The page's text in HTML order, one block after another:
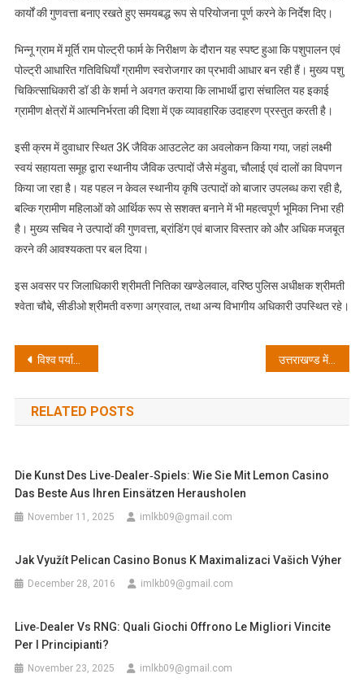
कार्यों की गुणवत्ता बनाए रखते हुए समयबद्ध रूप से परियोजना पूर्ण करने के निर्देश दिए।
भिन्नू ग्राम में मूर्ति राम पोल्ट्री फार्म के निरीक्षण के दौरान यह स्पष्ट हुआ कि पशुपालन एवं
पोल्ट्री आधारित गतिविधियाँ ग्रामीण स्वरोजगार का प्रभावी आधार बन रही हैं। मुख्य पशु
चिकित्साधिकारी डॉ डी के शर्मा ने अवगत कराया कि लाभार्थी द्वारा संचालित यह इकाई
ग्रामीण क्षेत्रों में आत्मनिर्भरता की दिशा में एक व्यावहारिक उदाहरण प्रस्तुत करती है।
इसी क्रम में दुवाधार स्थित 3K जैविक आउटलेट का अवलोकन किया गया, जहां लक्ष्मी
स्वयं सहायता समूह द्वारा स्थानीय जैविक उत्पादों जैसे मंडुवा, चौलाई एवं दालों का विपणन
किया जा रहा है। यह पहल न केवल स्थानीय कृषि उत्पादों को बाजार उपलब्ध करा रही है,
बल्कि ग्रामीण महिलाओं को आर्थिक रूप से सशक्त बनाने में भी महत्वपूर्ण भूमिका निभा रही
है। मुख्य सचिव ने उत्पादों की गुणवत्ता, ब्रांडिंग एवं बाजार विस्तार को और अधिक मजबूत
करने की आवश्यकता पर बल दिया।
इस अवसर पर जिलाधिकारी श्रीमती नितिका खण्डेलवाल, वरिष्ठ पुलिस अधीक्षक श्रीमती
श्वेता चौबे, सीडीओ श्रीमती वरुणा अग्रवाल, तथा अन्य विभागीय अधिकारी उपस्थित रहे।
Post
navigation
विश्व पर्यावरण दिवस पर CM धामी ने भीमताल झील सौंदर्यीकरण अभियान का किया शुभारंभ; अपनी माता के नाम रोपा पौधा उत्तराखण्ड में मतदाता पुनरीक्षण कार्यक्रम शुरू: 8 जून से घर-घर जाएंगे BLO, 15 सितंबर को जारी होगी अंतिम वोटर लिस्ट
RELATED POSTS
Die Kunst Des Live‑Dealer‑Spiels: Wie Sie Mit Lemon Casino
Das Beste Aus Ihren Einsätzen Herausholen
November 11, 2025 imlkb09@gmail.com
Jak Využít Pelican Casino Bonus K Maximalizaci Vašich Výher
December 28, 2016 imlkb09@gmail.com
Live‑Dealer Vs RNG: Quali Giochi Offrono Le Migliori Vincite
Per I Principianti?
November 23, 2025 imlkb09@gmail.com